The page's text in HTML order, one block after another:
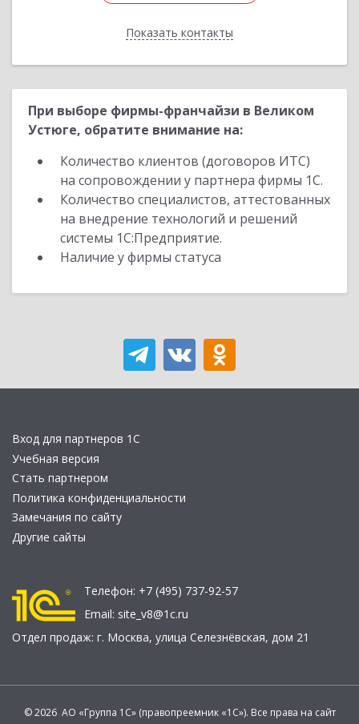
Показать контакты
Назад
При выборе фирмы-франчайзи в Великом
Устюге, обратите внимание на:
Количество клиентов (договоров ИТС)
на сопровождении у партнера фирмы 1С.
Количество специалистов, аттестованных
на внедрение технологий и решений
системы 1С:Предприятие.
Наличие у фирмы статуса
Вход для партнеров 1С
Учебная версия
Стать партнером
Политика конфиденциальности
Замечания по сайту
Другие сайты
Телефон: +7 (495) 737-92-57
Email: site_v8@1c.ru
Отдел продаж: г. Москва, улица Селезнёвская, дом 21
© 2026 АО «Группа 1С» (правопреемник «1С»). Все права на сайт